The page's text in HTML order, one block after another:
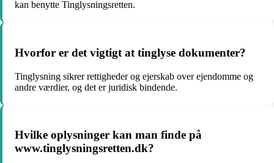
kan benytte Tinglysningsretten.
Hvorfor er det vigtigt at tinglyse dokumenter?
Tinglysning sikrer rettigheder og ejerskab over ejendomme og
andre værdier, og det er juridisk bindende.
Hvilke oplysninger kan man finde på
www.tinglysningsretten.dk?